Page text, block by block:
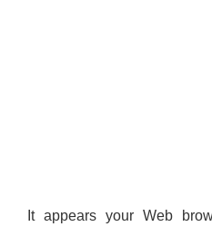
It appears your Web